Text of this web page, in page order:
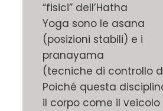
“fisici” dell’Hatha
Yoga sono le asana
(posizioni stabili) e i
pranayama
(tecniche di controllo
Poiché questa
il corpo come il